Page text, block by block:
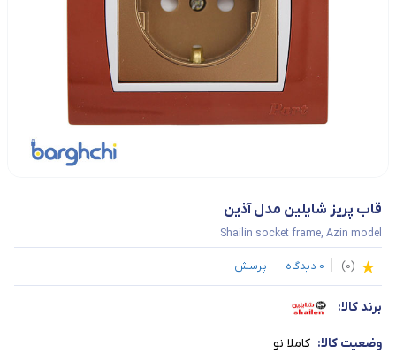
قاب پریز شایلین مدل آذین
Shailin socket frame, Azin model
(
0
)
0 دیدگاه پرسش
برند کالا:
وضعیت کالا: کاملا نو